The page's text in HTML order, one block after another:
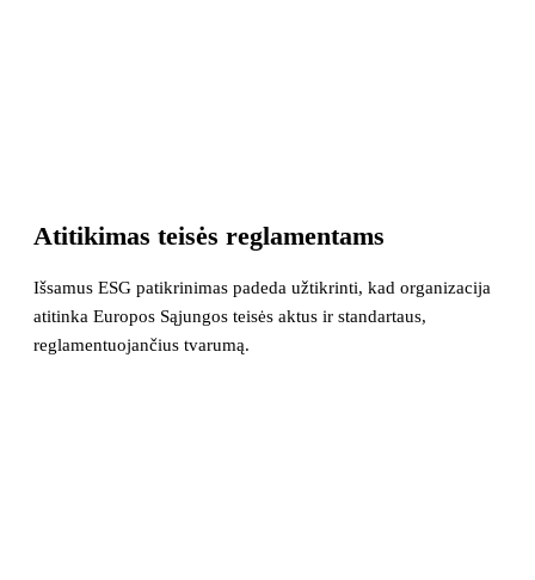
Atitikimas teisės reglamentams
Išsamus ESG patikrinimas padeda užtikrinti, kad organizacija
atitinka Europos Sąjungos teisės aktus ir standartaus,
reglamentuojančius tvarumą.